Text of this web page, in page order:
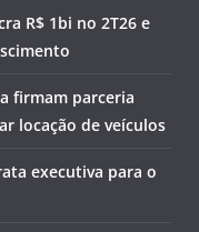
R$ 1bi no 2T26 e
firmam parceria
locação de veículos
executiva para o